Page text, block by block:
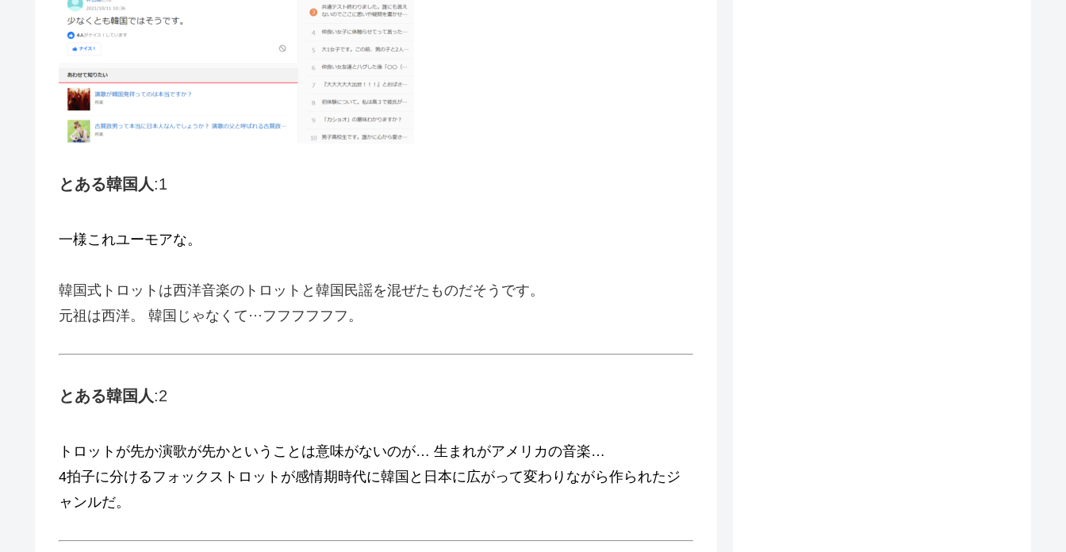
とある韓国人:1
一様これユーモアな。
韓国式トロットは西洋音楽のトロットと韓国民謡を混ぜたものだそうです。
元祖は西洋。 韓国じゃなくて···フフフフフフ。
とある韓国 人:2
トロットが先か演歌が先かということは意味がないのが… 生まれがアメリカの音楽…
4拍子に分けるフォックストロットが感情期時代に韓国と日本に広がって変わりながら作られたジ
ャンルだ。